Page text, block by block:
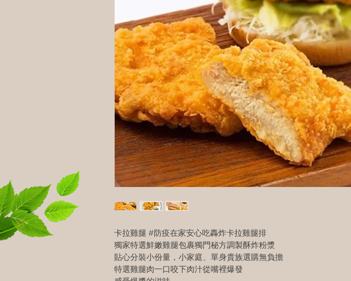
卡拉雞腿 #防疫在家安心吃轟炸卡拉雞腿排
獨家特選鮮嫩雞腿包裹獨門秘方調製酥炸粉漿
貼心分裝小份量，小家庭、單身貴族選購無負擔
特選雞腿肉一口咬下肉汁從嘴裡爆發